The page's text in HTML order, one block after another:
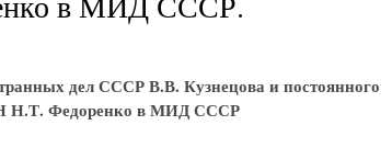
дел СССР В.В. Кузнецова и постоянного
Н.Т. Федоренко в МИД СССР